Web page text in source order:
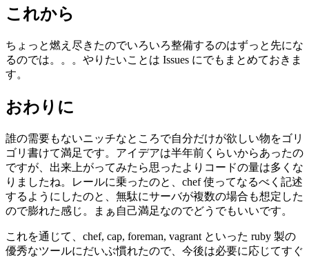
これから
ちょっと燃え尽きたのでいろいろ整備するのはずっと先にな
るのでは。。。やりたいことは Issues にでもまとめておきま
す。
おわりに
誰の需要もないニッチなところで自分だけが欲しい物をゴリ
ゴリ書けて満足です。アイデアは半年前くらいからあったの
ですが、出来上がってみたら思ったよりコードの量は多くな
りましたね。レールに乗ったのと、chef 使ってなるべく記述
するようにしたのと、無駄にサーバが複数の場合も想定した
ので膨れた感じ。まぁ自己満足なのでどうでもいいです。
これを通じて、chef, cap, foreman, vagrant といった ruby 製の
優秀なツールにだいぶ慣れたので、今後は必要に応じてすぐ